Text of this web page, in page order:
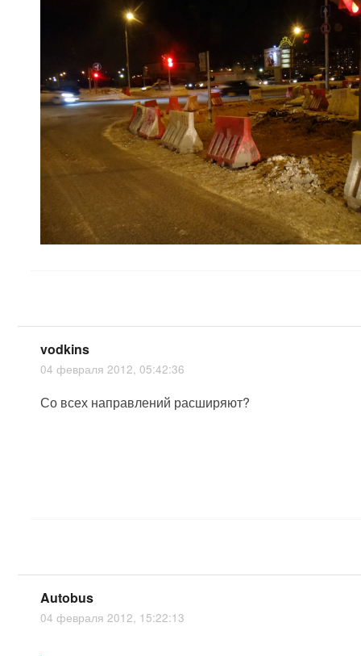
vodkins
04 февраля 2012, 05:42:36
Со всех направлений расширяют?
Autobus
04 февраля 2012, 15:22:13